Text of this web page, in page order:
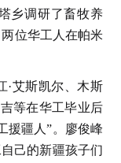
乡调研了畜牧养
位华工人在帕米
艾斯凯尔、木斯
等在华工毕业后
援疆人”。廖俊峰
己的新疆孩子们